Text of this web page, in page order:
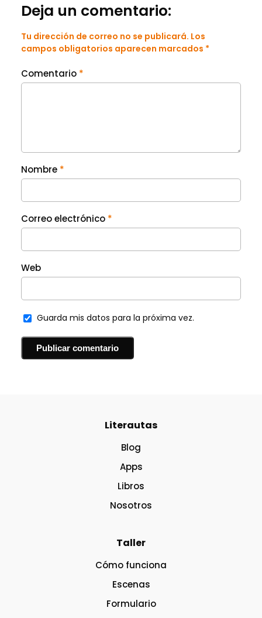
Deja un comentario:
Tu dirección de correo no se publicará. Los
campos obligatorios aparecen marcados *
Comentario *
Nombre *
Correo electrónico *
Web
Guarda mis datos para la próxima vez.
Literautas
Blog
Apps
Libros
Nosotros
Taller
Cómo funciona
Escenas
Formulario